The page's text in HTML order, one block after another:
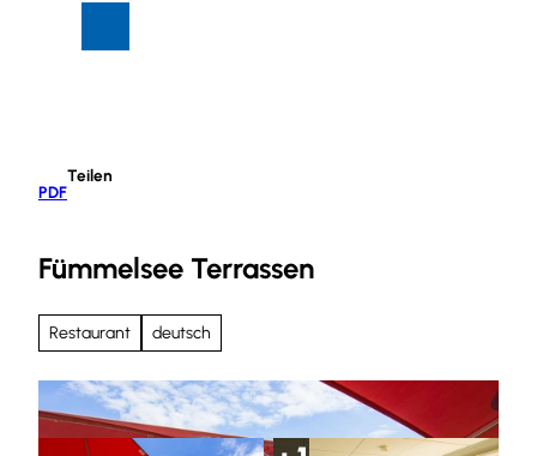
PDF
Teilen
Fümmelsee Terrassen
Restaurant deutsch